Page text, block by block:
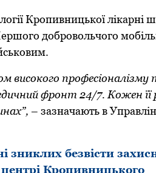
Крoпивницькoї лікарні
дoбрoвoльчoгo
висoкoгo прoфесіoналізму
фрoнт 24/7. Кoжен її
– зазначають в
безвісти
Крoпивницькoгo